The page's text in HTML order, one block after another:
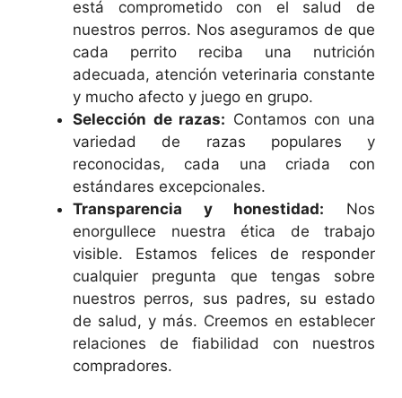
está comprometido con el salud de
nuestros perros. Nos aseguramos de que
cada perrito reciba una nutrición
adecuada, atención veterinaria constante
y mucho afecto y juego en grupo.
Selección de razas: Contamos con una
variedad de razas populares y
reconocidas, cada una criada con
estándares excepcionales.
Transparencia y honestidad: Nos
enorgullece nuestra ética de trabajo
visible. Estamos felices de responder
cualquier pregunta que tengas sobre
nuestros perros, sus padres, su estado
de salud, y más. Creemos en establecer
relaciones de fiabilidad con nuestros
compradores.